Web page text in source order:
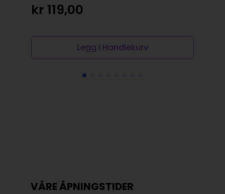
kr 119,00
Legg I Handlekurv
VÅRE ÅPNINGSTIDER